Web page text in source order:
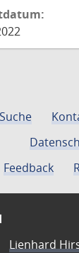
Feedback
Lienhard